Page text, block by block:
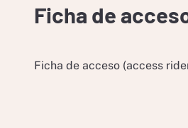
Ficha de
Ficha de acceso (access